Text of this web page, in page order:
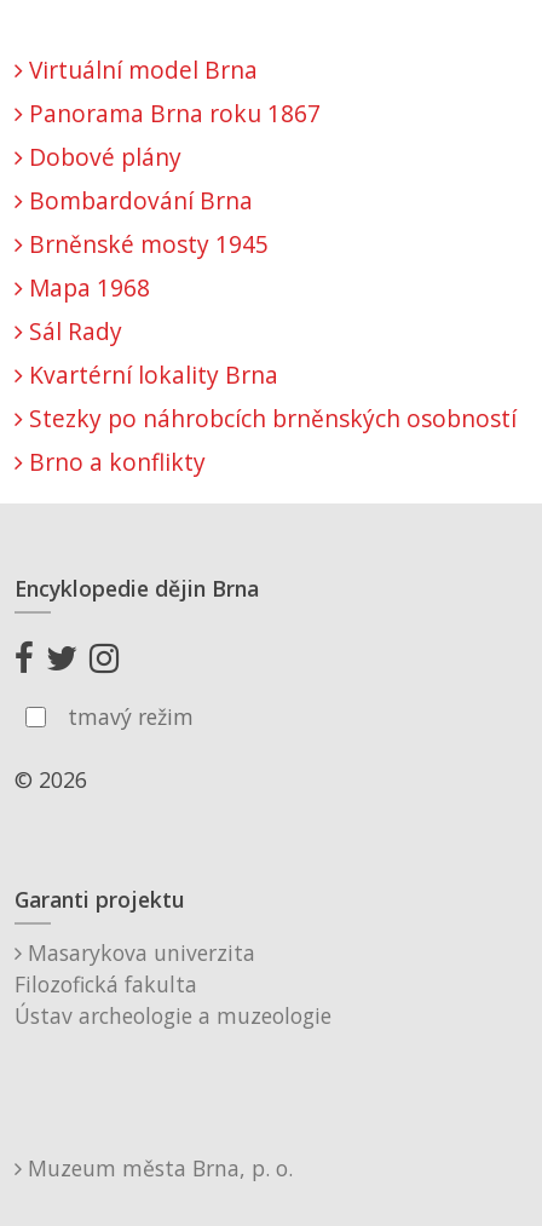
Virtuální model Brna
Panorama Brna roku 1867
Dobové plány
Bombardování Brna
Brněnské mosty 1945
Mapa 1968
Sál Rady
Kvartérní lokality Brna
Stezky po náhrobcích brněnských osobností
Brno a konflikty
Encyklopedie dějin Brna
tmavý režim
© 2026
Garanti projektu
Masarykova univerzita
Filozofická fakulta
Ústav archeologie a muzeologie
Muzeum města Brna, p. o.